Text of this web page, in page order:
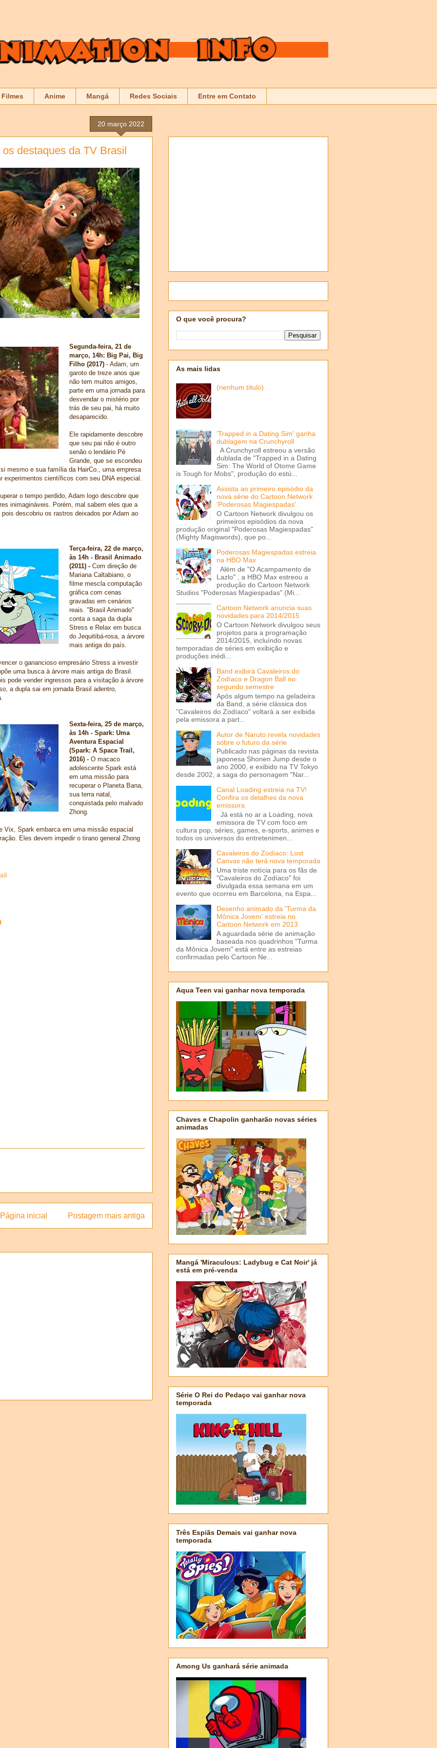
Filmes Anime Mangá Redes Sociais Entre em Contato
20 março 2022
destaques da TV Brasil
Segunda-feira, 21 de
março, 14h: Big Pai, Big
Filho (2017) - Adam, um
garoto de treze anos que
não tem muitos amigos,
parte em uma jornada para
desvendar o mistério por
trás de seu pai, há muito
desaparecido.
Ele rapidamente descobre
que seu pai não é outro
senão o lendário Pé
Grande, que se escondeu
mesmo e sua família da HairCo., uma empresa
experimentos científicos com seu DNA especial.
o tempo perdido, Adam logo descobre que
inimagináveis. Porém, mal sabem eles que a
descobriu os rastros deixados por Adam ao
Terça-feira, 22 de março,
às 14h - Brasil Animado
(2011) - Com direção de
Mariana Caltabiano, o
filme mescla computação
gráfica com cenas
gravadas em cenários
reais. "Brasil Animado"
conta a saga da dupla
Stress e Relax em busca
do Jequitibá-rosa, a árvore
mais antiga do país.
o ganancioso empresário Stress a investir
uma busca à árvore mais antiga do Brasil.
pode vender ingressos para a visitação à árvore
a dupla sai em jornada Brasil adentro,
Sexta-feira, 25 de março,
às 14h - Spark: Uma
Aventura Espacial
(Spark: A Space Trail,
2016) - O macaco
adolescente Spark está
em uma missão para
recuperar o Planeta Bana,
sua terra natal,
conquistada pelo malvado
Zhong.
Vix, Spark embarca em uma missão espacial
Eles devem impedir o tirano general Zhong
Postagem mais antiga
Página inicial
O que você procura?
As mais lidas
(nenhum título)
'Trapped in a Dating Sim' ganha
dublagem na Crunchyroll
A Crunchyroll estreou a versão
dublada de "Trapped in a Dating
Sim: The World of Otome Game
is Tough for Mobs", produção do estú...
Assista ao primeiro episódio da
nova série do Cartoon Network
'Poderosas Magiespadas'
O Cartoon Network divulgou os
primeiros episódios da nova
produção original "Poderosas Magiespadas"
(Mighty Magiswords), que po...
Poderosas Magiespadas estreia
na HBO Max
Além de "O Acampamento de
Lazlo" , a HBO Max estreou a
produção do Cartoon Network
Studios "Poderosas Magiespadas" (Mi...
Cartoon Network anuncia suas
novidades para 2014/2015
O Cartoon Network divulgou seus
projetos para a programação
2014/2015, incluíndo novas
temporadas de séries em exibição e
produções inédi...
Band exibirá Cavaleiros do
Zodíaco e Dragon Ball no
segundo semestre
Após algum tempo na geladeira
da Band, a série clássica dos
"Cavaleiros do Zodíaco" voltará a ser exibida
pela emissora a part...
Autor de Naruto revela novidades
sobre o futuro da série
Publicado nas páginas da revista
japonesa Shonen Jump desde o
ano 2000, e exibido na TV Tokyo
desde 2002, a saga do personagem "Nar...
Canal Loading estreia na TV!
Confira os detalhes da nova
emissora
Já está no ar a Loading, nova
emissora de TV com foco em
cultura pop, séries, games, e-sports, animes e
todos os universos do entretenimen...
Cavaleiros do Zodíaco: Lost
Canvas não terá nova temporada
Uma triste notícia para os fãs de
"Cavaleiros do Zodíaco" foi
divulgada essa semana em um
evento que ocorreu em Barcelona, na Espa...
Desenho animado da 'Turma da
Mônica Jovem' estreia no
Cartoon Network em 2013
A aguardada série de animação
baseada nos quadrinhos "Turma
da Mônica Jovem" está entre as estreias
confirmadas pelo Cartoon Ne...
Aqua Teen vai ganhar nova temporada
Chaves e Chapolin ganharão novas séries
animadas
Mangá 'Miraculous: Ladybug e Cat Noir' já
está em pré-venda
Série O Rei do Pedaço vai ganhar nova
temporada
Três Espiãs Demais vai ganhar nova
temporada
Among Us ganhará série animada